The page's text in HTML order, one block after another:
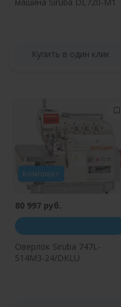
Купить в один клик
Комплект
80 997 руб.
Оверлок Siruba 747L-
514M3-24/DKLU